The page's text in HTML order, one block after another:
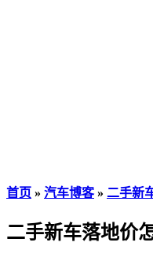
首页 » 汽车博客» 二手新
二手新车落地价